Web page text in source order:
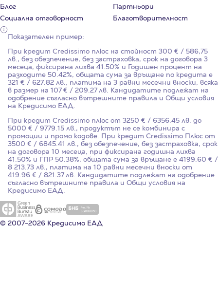
Блог
Партньори
Социална отговорност
Благотворителност
Показателен пример:
При кредит Credissimo плюс на стойност 300 € / 586,75
лв., без обезпечение, без застраховка, срок на договора 3
месеца, фиксирана лихва 41.50% и Годишен процент на
разходите 50.42%, общата сума за връщане по кредита е
321 € / 627.82 лв., платима на 3 равни месечни вноски, всяка
в размер на 107 € / 209.27 лв. Кандидатите подлежат на
одобрение съгласно вътрешните правила и Общи условия
на Кредисимо ЕАД.
При кредит Credissimo плюс от 3250 € / 6356.45 лв. до
5000 € / 9779.15 лв., продуктът не се комбинира с
промоции и промо кодове. При кредит Credissimo Плюс от
3500 € / 6845.41 лв., без обезпечение, без застраховка, срок
на договора 10 месеца, при фиксирана годишна лихва
41.50% и ГПР 50.38%, общата сума за връщане е 4199.60 € /
8 213.73 лв., платима на 10 равни месечни вноски от
419.96 € / 821.37 лв. Кандидатите подлежат на одобрение
съгласно вътрешните правила и Общи условия на
Кредисимо ЕАД.
© 2007-2026 Кредисимо ЕАД